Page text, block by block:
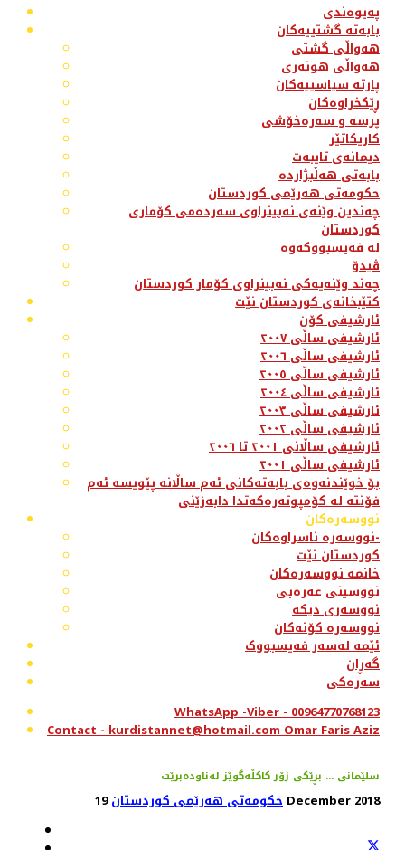
پەیوەندی
بابەتە گشتییەکان
هەواڵی گشتی
هەواڵی هونەری
پارتە سیاسییەکان
ڕێکخراوەکان
پرسە و سەرەخۆشی
کاریکاتێر
دیمانەی تایبەت
بابەتی هەڵبژاردە
حکومەتی هەرێمی کوردستان
چەندین وێنەی نەبینراوی سەردەمی کۆماری
کوردستان
لە فەیسبووکەوە
ڤیدۆ
چەند وێنەیەکی نەبینراوی کۆمار کوردستان
کتێبخانەی کوردستان نێت
ئارشیفی کۆن
ئارشیفی ساڵی ٢٠٠٧
ئارشیفی ساڵی ٢٠٠٦
ئارشیفی ساڵی ٢٠٠٥
ئارشیفی ساڵی ٢٠٠٤
ئارشیفی ساڵی ٢٠٠٣
ئارشیفی ساڵی ٢٠٠٢
ئارشیفی ساڵانی ٢٠٠١ تا ٢٠٠٦
ئارشیفی ساڵی ٢٠٠١
بۆ خوێندنەوەی بابەتەکانی ئەم ساڵانە پێویسە ئەم
فۆنتە لە کۆمپوتەرەکەتدا دابەزێنی
نووسەرەکان
نووسەرە ناسراوەکان-
کوردستان نێت
خانمە نووسەرەکان
نووسینی عەرەبی
نووسەری دیکە
نووسەرە کۆنەکان
ئێمە لەسەر فەیسبووک
گەڕان
سەرەکی
WhatsApp -Viber - 00964770768123
Contact - kurdistannet@hotmail.com Omar Faris Aziz
سلێمانی ... بڕێكی زۆر كاكڵه‌گوێز له‌ناوده‌برێت
حکومەتی هەرێمی کوردستان 19 December 2018